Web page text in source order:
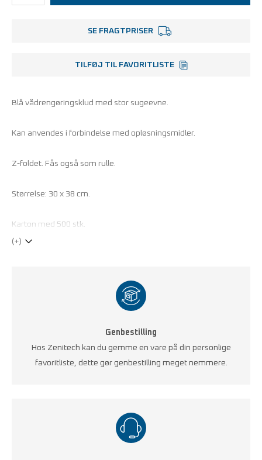
SE FRAGTPRISER
TILFØJ TIL FAVORITLISTE
Blå vådrengøringsklud med stor sugeevne.
Kan anvendes i forbindelse med opløsningsmidler.
Z-foldet. Fås også som rulle.
Størrelse: 30 x 38 cm.
Karton med 500 stk.
(+)
Genbestilling
Hos Zenitech kan du gemme en vare på din personlige
favoritliste, dette gør genbestilling meget nemmere.